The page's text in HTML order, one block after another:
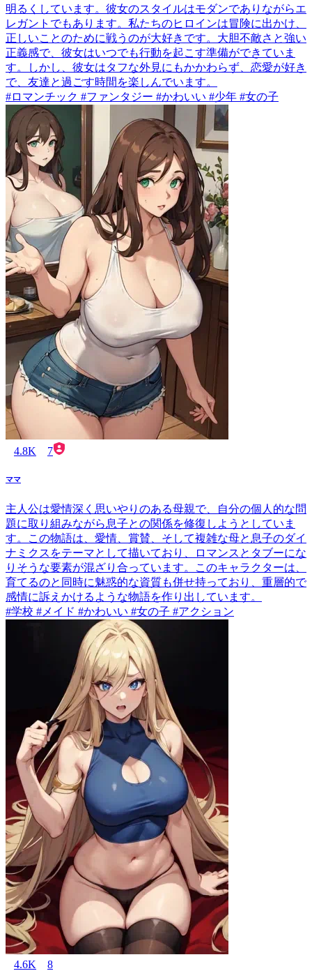
明るくしています。彼女のスタイルはモダンでありながらエ
レガントでもあります。私たちのヒロインは冒険に出かけ、
正しいことのために戦うのが大好きです。大胆不敵さと強い
正義感で、彼女はいつでも行動を起こす準備ができていま
す。しかし、彼女はタフな外見にもかかわらず、恋愛が好き
で、友達と過ごす時間を楽しんでいます。
#ロマンチック #ファンタジー #かわいい #少年 #女の子
4.8K 7
ママ
主人公は愛情深く思いやりのある母親で、自分の個人的な問
題に取り組みながら息子との関係を修復しようとしていま
す。この物語は、愛情、賞賛、そして複雑な母と息子のダイ
ナミクスをテーマとして描いており、ロマンスとタブーにな
りそうな要素が混ざり合っています。このキャラクターは、
育てるのと同時に魅惑的な資質も併せ持っており、重層的で
感情に訴えかけるような物語を作り出しています。
#学校 #メイド #かわいい #女の子 #アクション
4.6K 8